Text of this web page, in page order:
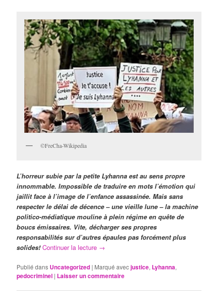
©FreCha-Wikipedia
L’horreur subie par la petite Lyhanna est au sens propre
innommable. Impossible de traduire en mots l’émotion qui
jaillit face à l’image de l’enfance assassinée. Mais sans
respecter le délai de décence – une vieille lune – la machine
politico-médiatique mouline à plein régime en quête de
boucs émissaires. Vite, décharger ses propres
responsabilités sur d’autres épaules pas forcément plus
solides! Continuer la lecture →
Publié dans Uncategorized | Marqué avecjustice, Lyhanna,
pedocriminel | Laisser un commentaire